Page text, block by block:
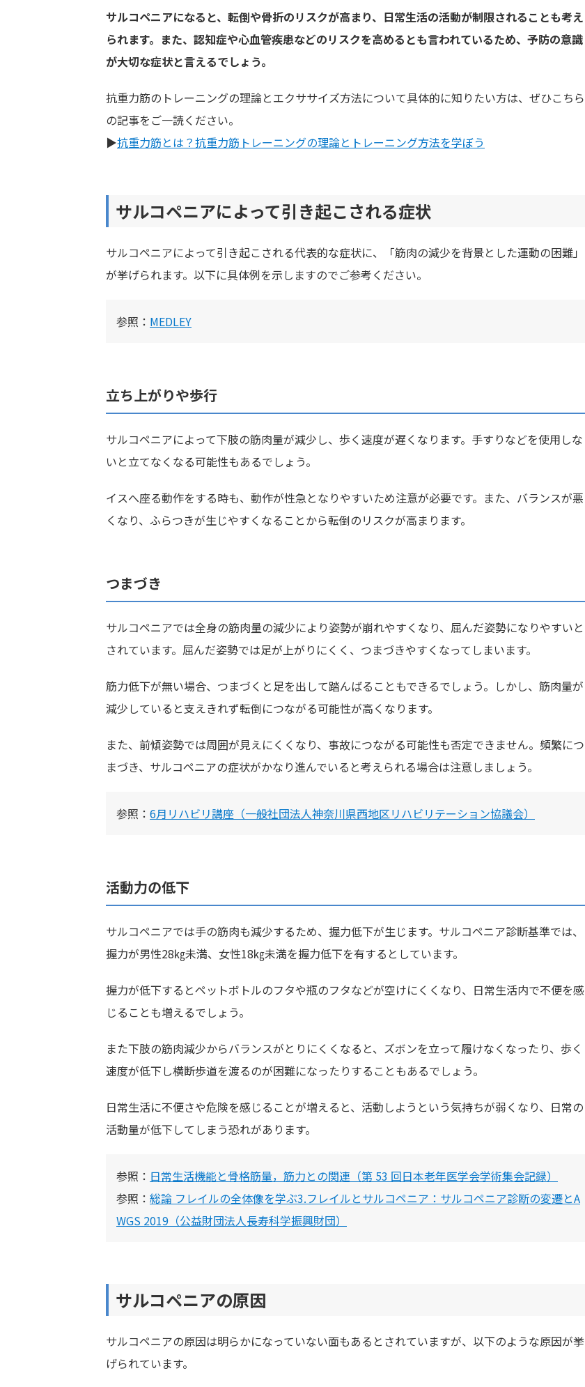
サルコペニアになると、転倒や骨折のリスクが高まり、日常生活の活動が制限されることも考え
られます。また、認知症や心血管疾患などのリスクを高めるとも言われているため、予防の意識
が大切な症状と言えるでしょう。
抗重力筋のトレーニングの理論とエクササイズ方法について具体的に知りたい方は、ぜひこちら
の記事をご一読ください。
▶︎抗重力筋とは？抗重力筋トレーニングの理論とトレーニング方法を学ぼう
サルコペニアによって引き起こされる症状
サルコペニアによって引き起こされる代表的な症状に、「筋肉の減少を背景とした運動の困難」
が挙げられます。以下に具体例を示しますのでご参考ください。
参照： MEDLEY
立ち上がりや歩行
サルコペニアによって下肢の筋肉量が減少し、歩く速度が遅くなります。手すりなどを使用しな
いと立てなくなる可能性もあるでしょう。
イスへ座る動作をする時も、動作が性急となりやすいため注意が必要です。また、バランスが悪
くなり、ふらつきが生じやすくなることから転倒のリスクが高まります。
つまづき
サルコペニアでは全身の筋肉量の減少により姿勢が崩れやすくなり、屈んだ姿勢になりやすいと
されています。屈んだ姿勢では足が上がりにくく、つまづきやすくなってしまいます。
筋力低下が無い場合、つまづくと足を出して踏んばることもできるでしょう。しかし、筋肉量が
減少していると支えきれず転倒につながる可能性が高くなります。
また、前傾姿勢では周囲が見えにくくなり、事故につながる可能性も否定できません。頻繁につ
まづき、サルコペニアの症状がかなり進んでいると考えられる場合は注意しましょう。
参照： 6月リハビリ講座（一般社団法人神奈川県西地区リハビリテーション協議会）
活動力の低下
サルコペニアでは手の筋肉も減少するため、握力低下が生じます。サルコペニア診断基準では、
握力が男性28㎏未満、女性18㎏未満を握力低下を有するとしています。
握力が低下するとペットボトルのフタや瓶のフタなどが空けにくくなり、日常生活内で不便を感
じることも増えるでしょう。
また下肢の筋肉減少からバランスがとりにくくなると、ズボンを立って履けなくなったり、歩く
速度が低下し横断歩道を渡るのが困難になったりすることもあるでしょう。
日常生活に不便さや危険を感じることが増えると、活動しようという気持ちが弱くなり、日常の
活動量が低下してしまう恐れがあります。
参照： 日常生活機能と骨格筋量，筋力との関連（第 53 回日本老年医学会学術集会記録）
参照： 総論 フレイルの全体像を学ぶ3.フレイルとサルコペニア：サルコペニア診断の変遷とA
WGS 2019（公益財団法人長寿科学振興財団）
サルコペニアの原因
サルコペニアの原因は明らかになっていない面もあるとされていますが、以下のような原因が挙
げられています。